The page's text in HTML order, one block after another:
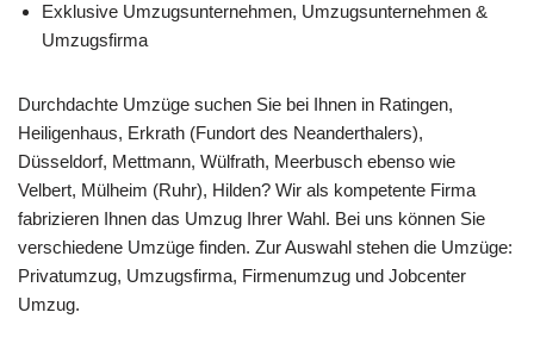
Exklusive Umzugsunternehmen, Umzugsunternehmen &
Umzugsfirma
Durchdachte Umzüge suchen Sie bei Ihnen in Ratingen,
Heiligenhaus, Erkrath (Fundort des Neanderthalers),
Düsseldorf, Mettmann, Wülfrath, Meerbusch ebenso wie
Velbert, Mülheim (Ruhr), Hilden? Wir als kompetente Firma
fabrizieren Ihnen das Umzug Ihrer Wahl. Bei uns können Sie
verschiedene Umzüge finden. Zur Auswahl stehen die Umzüge:
Privatumzug, Umzugsfirma, Firmenumzug und Jobcenter
Umzug.